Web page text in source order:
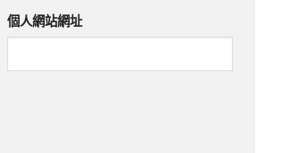
個人網站網址